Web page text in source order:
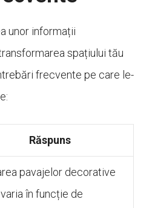
unor informații
spațiului tău
frecvente pe care le-
Răspuns
pavajelor decorative
în funcție de